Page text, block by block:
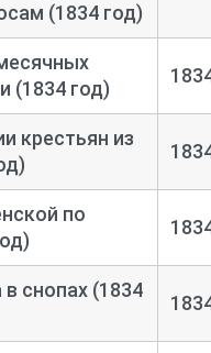
(1834 год)
(1834 год)
крестьян из
по
снопах (1834